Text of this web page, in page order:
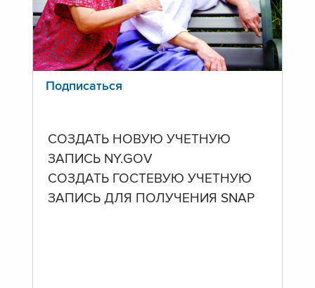
Подписаться
СОЗДАТЬ НОВУЮ УЧЕТНУЮ
ЗАПИСЬ NY.GOV
СОЗДАТЬ ГОСТЕВУЮ УЧЕТНУЮ
ЗАПИСЬ ДЛЯ ПОЛУЧЕНИЯ SNAP